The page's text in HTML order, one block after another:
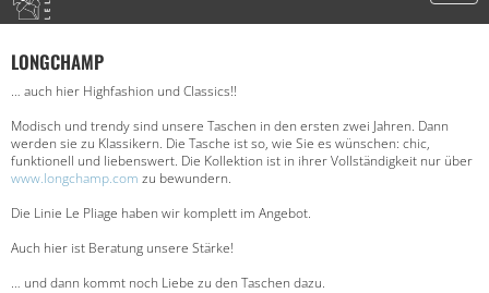
LONGCHAMP
… auch hier Highfashion und Classics!!
Modisch und trendy sind unsere Taschen in den ersten zwei Jahren. Dann
werden sie zu Klassikern. Die Tasche ist so, wie Sie es wünschen: chic,
funktionell und liebenswert. Die Kollektion ist in ihrer Vollständigkeit nur über
www.longchamp.com zu bewundern.
Die Linie Le Pliage haben wir komplett im Angebot.
Auch hier ist Beratung unsere Stärke!
… und dann kommt noch Liebe zu den Taschen dazu.